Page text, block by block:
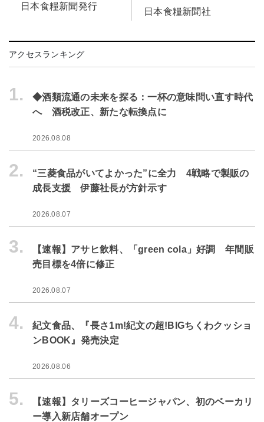
日本食糧新聞発行
日本食糧新聞社
アクセスランキング
1.
◆酒類流通の未来を探る：一杯の意味問い直す時代
へ 酒税改正、新たな転換点に
2026.08.08
2.
“三菱食品がいてよかった”に全力 4戦略で製販の
成長支援 伊藤社長が方針示す
2026.08.07
3.
【速報】アサヒ飲料、「green cola」好調 年間販
売目標を4倍に修正
2026.08.07
4.
紀文食品、『長さ1m!紀文の超!BIGちくわクッショ
ンBOOK』発売決定
2026.08.06
5.
【速報】タリーズコーヒージャパン、初のベーカリ
ー導入新店舗オープン